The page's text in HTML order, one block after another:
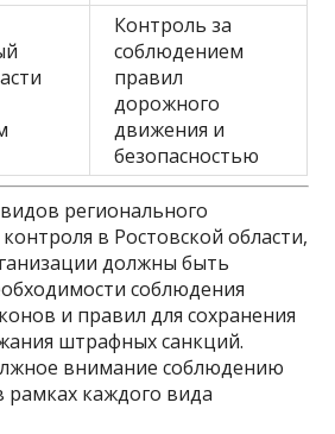
Контроль за
соблюдением
правил
дорожного
движения и
безопасностью
регионального
в Ростовской области,
должны быть
соблюдения
и правил для сохранения
штрафных санкций.
внимание соблюдению
рамках каждого вида